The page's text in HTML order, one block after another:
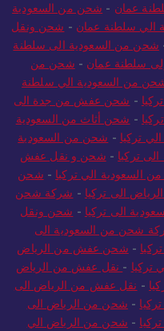
عمان - شحن من السعودية
الي سلطنة عمان - شحن ونقل
شحن من السعودية الى سلطنة
سلطنة عمان - شحن من
من السعودية الي سلطنة
- شحن عفش من جدة الى
- شحن أثاث من السعودية
تركيا - شحن من السعودية
تركيا - شحن و نقل عفش
السعودية الي تركيا - شحن
الى تركيا - شركة شحن
الى تركيا - شحن ونقل
شحن من السعودية الى
- شحن عفش من الرياض
- نقل عفش من الرياض
- نقل عفش من الرياض الى
- شحن من الرياض الى
- شحن من الرياض الي